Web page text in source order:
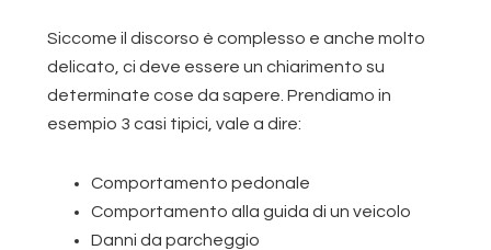
Siccome il discorso è complesso e anche molto
delicato, ci deve essere un chiarimento su
determinate cose da sapere. Prendiamo in
esempio 3 casi tipici, vale a dire:
Comportamento pedonale
Comportamento alla guida di un veicolo
Danni da parcheggio